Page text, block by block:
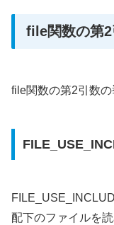
file関数の第
file関数の第2引数の
配下のファイルを